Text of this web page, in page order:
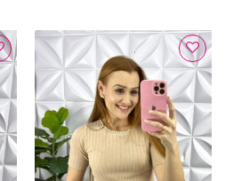
tem
várias
variantes.
As
opções
podem
escolhidas
Adicionar
à Lista